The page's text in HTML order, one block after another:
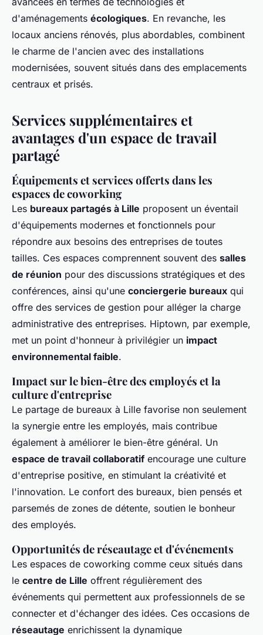
d'aménagements écologiques. En revanche, les
locaux anciens rénovés, plus abordables, combinent
le charme de l'ancien avec des installations
modernisées, souvent situés dans des emplacements
centraux et prisés.
Services supplémentaires et
avantages d'un espace de travail
partagé
Équipements et services offerts dans les
espaces de coworking
Les bureaux partagés à Lille proposent un éventail
d'équipements modernes et fonctionnels pour
répondre aux besoins des entreprises de toutes
tailles. Ces espaces comprennent souvent des salles
de réunion pour des discussions stratégiques et des
conférences, ainsi qu'une conciergerie bureaux qui
offre des services de gestion pour alléger la charge
administrative des entreprises. Hiptown, par exemple,
met un point d'honneur à privilégier un impact
environnemental faible.
Impact sur le bien-être des employés et la
culture d'entreprise
Le partage de bureaux à Lille favorise non seulement
la synergie entre les employés, mais contribue
également à améliorer le bien-être général. Un
espace de travail collaboratifencourage une culture
d'entreprise positive, en stimulant la créativité et
l'innovation. Le confort des bureaux, bien pensés et
parsemés de zones de détente, soutien le bonheur
des employés.
Opportunités de réseautage et d'événements
Les espaces de coworking comme ceux situés dans
le centre de Lille offrent régulièrement des
événements qui permettent aux professionnels de se
connecter et d'échanger des idées. Ces occasions de
réseautage enrichissent la dynamique